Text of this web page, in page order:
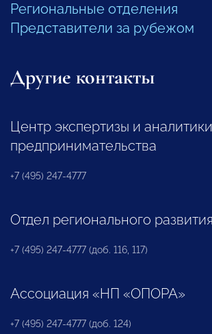
Региональные отделения
Представители за рубежом
Другие контакты
Центр экспертизы и
предпринимательства
+7 (495) 247-4777
Отдел регионального развития
+7 (495) 247-4777 (доб. 116, 117)
Ассоциация «НП «ОПОРА»
+7 (495) 247-4777 (доб. 124)